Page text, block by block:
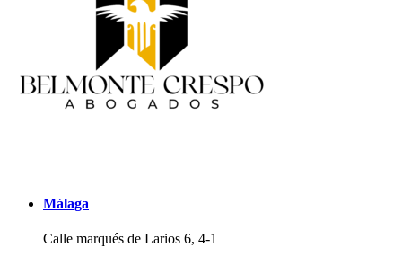
Málaga
Calle marqués de Larios 6, 4-1